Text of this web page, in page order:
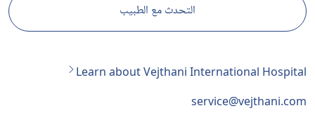
التحدث مع الطبيب
Learn about Vejthani International Hospital
service@vejthani.com